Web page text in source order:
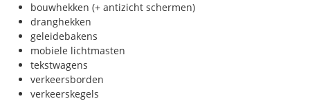
bouwhekken (+ antizicht schermen)
dranghekken
geleidebakens
mobiele lichtmasten
tekstwagens
verkeersborden
verkeerskegels